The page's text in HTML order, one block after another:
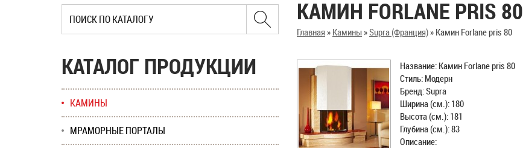
КАМИН FORLANE PRIS 80
Главная» Камины»Supra (Франция)» Камин Forlane pris 80
Название: Камин Forlane pris 80
Стиль: Модерн
Бренд: Supra
Ширина (см.): 180
Высота (см.): 181
Глубина (см.): 83
Описание:
КАТАЛОГ ПРОДУКЦИИ
КАМИНЫ
МРАМОРНЫЕ ПОРТАЛЫ